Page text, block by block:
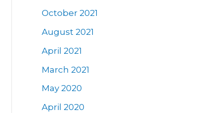
October 2021
August 2021
April 2021
March 2021
May 2020
April 2020